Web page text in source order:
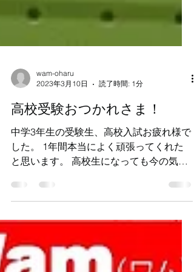
wam-oharu
2023年3月10日
読了時間: 1分
高校受験おつかれさま！
中学3年生の受験生、高校入試お疲れ様で
した。 1年間本当によく頑張ってくれた
ちを忘れずに継続してください。 ２０２
３年 高校合格実績 公立高校（国立） 桜